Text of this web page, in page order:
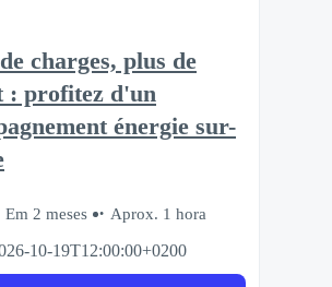
charges, plus de
: profitez d'un
énergie sur-
Em 2 meses
Aprox. 1 hora
10-19T12:00:00+0200